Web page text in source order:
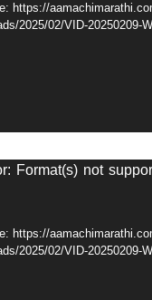
https://
2025/02/VID-20250209-
Format(s) not
https://
2025/02/VID-20250209-